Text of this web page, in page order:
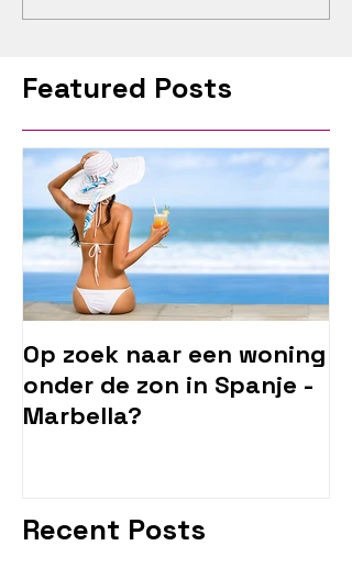
Featured Posts
Op zoek naar een woning
onder de zon in Spanje -
Marbella?
Recent Posts